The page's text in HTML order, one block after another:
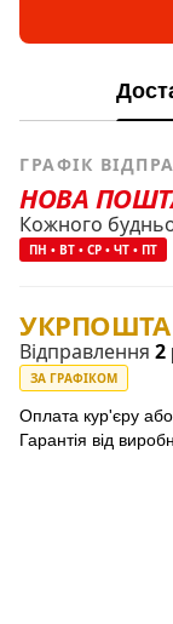
ГРАФІК
НОВА
Кожного
ПН • ВТ • СР • ЧТ • ПТ
УКРПОШТА
Відправлення 2
ЗА ГРАФІКОМ
Оплата кур'єру або
Гарантія від